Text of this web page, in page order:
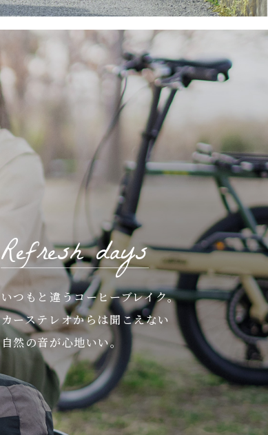
Refresh days
いつもと違うコーヒーブレイク。
カーステレオからは聞こえない
自然の音が心地いい。